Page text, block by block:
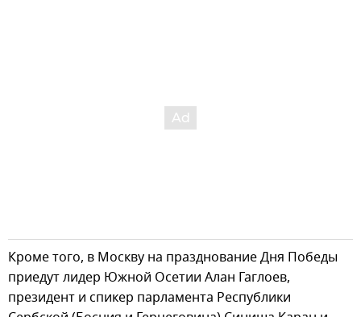
Кроме того, в Москву на празднование Дня Победы
приедут лидер Южной Осетии Алан Гаглоев,
президент и спикер парламента Республики